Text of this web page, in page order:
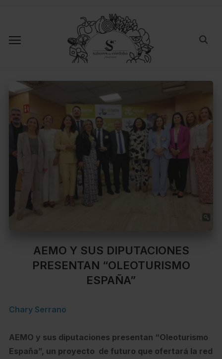
AEMO Y SUS DIPUTACIONES
PRESENTAN “OLEOTURISMO
ESPAÑA”
Chary Serrano
AEMO y sus diputaciones presentan “Oleoturismo
España”, un proyecto de futuro que ofertará la red